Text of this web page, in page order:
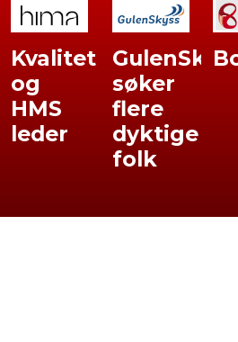
Kvalitet
og
HMS
leder
søker
flere
dyktige
folk